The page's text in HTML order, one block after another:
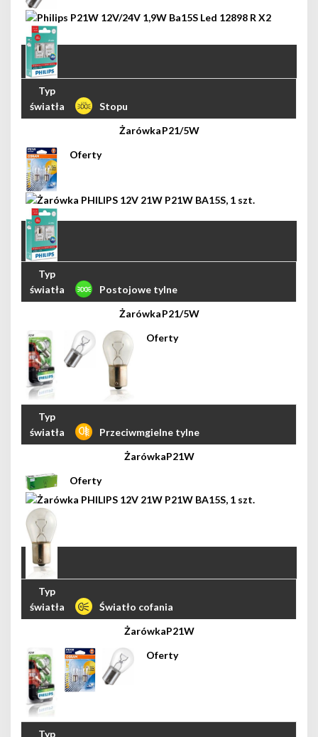
Stopu
P21/5W
Postojowe tylne
P21/5W
Przeciwmgielne tylne
P21W
Światło cofania
P21W